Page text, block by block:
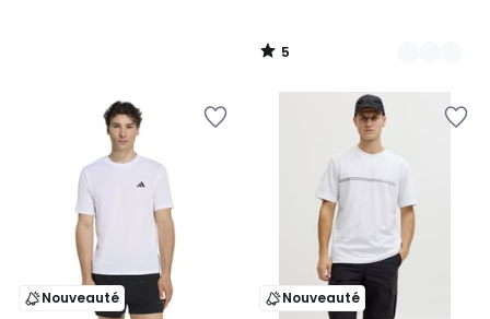
5
/
Nouveauté Nouveauté